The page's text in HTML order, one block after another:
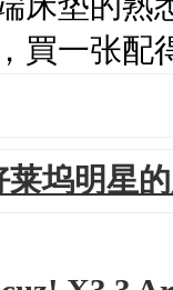
買一张配
莱坞明星